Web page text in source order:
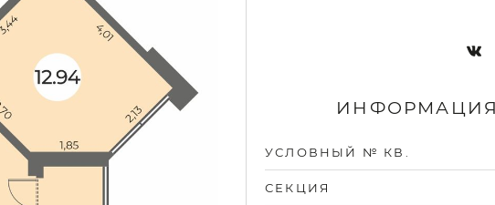
ИНФОРМАЦИЯ
УСЛОВНЫЙ № КВ.
СЕКЦИЯ